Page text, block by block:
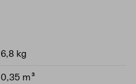
6,8 kg
0,35 m³